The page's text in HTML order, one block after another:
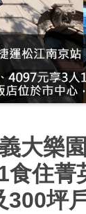
大樂
住
坪